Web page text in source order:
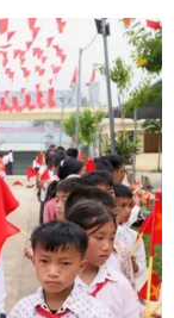
bang Nga
3 nghi
đang âm